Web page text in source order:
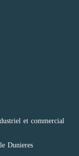
et commercial
Dunieres